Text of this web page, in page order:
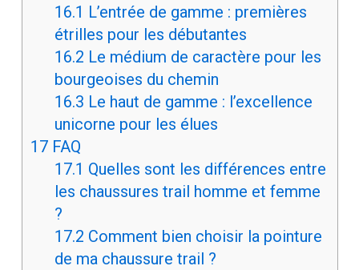
16.1 L’entrée de gamme : premières
étrilles pour les débutantes
16.2 Le médium de caractère pour les
bourgeoises du chemin
16.3 Le haut de gamme : l’excellence
unicorne pour les élues
17FAQ
17.1 Quelles sont les différences entre
les chaussures trail homme et femme
?
17.2 Comment bien choisir la pointure
de ma chaussure trail ?